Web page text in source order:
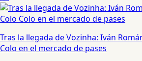
Tras la llegada de Vozinha: Iván
Colo en el mercado de pases